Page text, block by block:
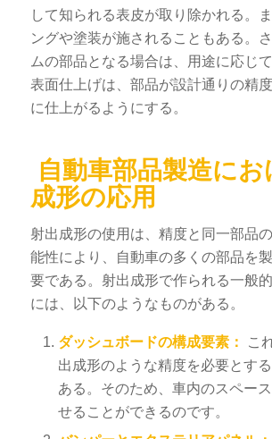
して知られる表皮が取り除かれる。
ングや塗装が施されることもある。
ムの部品となる場合は、用途に応じて
表面仕上げは、部品が設計通りの精
に仕上がるようにする。
自動車部品製造にお
成形の応用
射出成形の使用は、精度と同一部品
能性により、自動車の多くの部品を
要である。射出成形で作られる一般
には、以下のようなものがある。
ダッシュボードの構成要素：
こ
出成形のような精度を必要とす
ある。そのため、車内のスペー
せることができるのです。